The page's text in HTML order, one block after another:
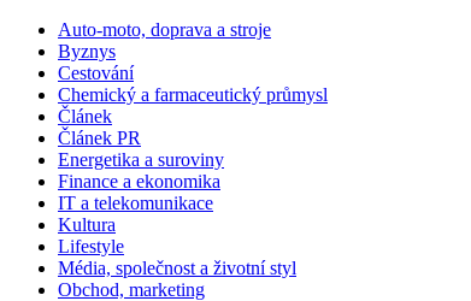
Auto-moto, doprava a stroje
Byznys
Cestování
Chemický a farmaceutický průmysl
Článek
Článek PR
Energetika a suroviny
Finance a ekonomika
IT a telekomunikace
Kultura
Lifestyle
Média, společnost a životní styl
Obchod, marketing